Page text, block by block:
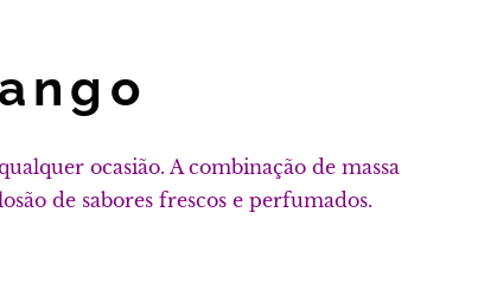
ocasião. A combinação de massa
de sabores frescos e perfumados.